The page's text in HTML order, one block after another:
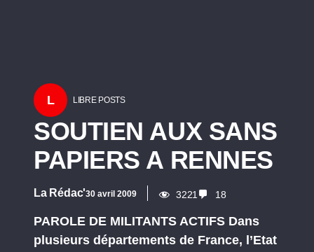
L LIBRE POSTS
SOUTIEN AUX SANS
PAPIERS A RENNES
La Rédac'30 avril 2009 3221 18
PAROLE DE MILITANTS ACTIFS Dans
plusieurs départements de France, l’Etat